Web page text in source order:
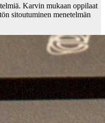
Karvin mukaan oppilaat
sitoutuminen menetelmän